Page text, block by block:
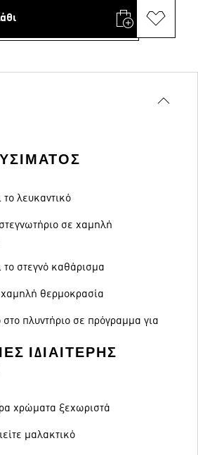
λευκαντικό
σε χαμηλή
το στεγνό καθάρισμα
θερμοκρασία
πλυντήριο σε πρόγραμμα για
ΙΔΙΑΊΤΕΡΗΣ
χρώματα ξεχωριστά
μαλακτικό